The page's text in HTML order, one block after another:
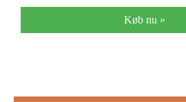
Køb nu »